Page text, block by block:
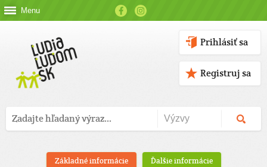
Menu
Prihlásiť sa
Registruj sa
Základné informácie Ďalšie informácie